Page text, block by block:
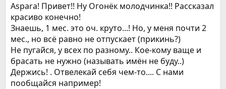
Aspara! Привет!! Ну Огонёк молодчинка!! Рассказал
красиво конечно!
Знаешь, 1 мес. это оч. круто...! Но, у меня почти 2
мес., но всё равно не отпускает (прикинь?)
Не пугайся, у всех по разному.. Кое-кому ваще и
брасать не нужно (называть имён не буду..)
Держись! . Отвелекай себя чем-то.... С нами
пообщайся например!